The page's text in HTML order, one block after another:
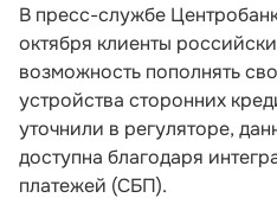
В пресс-службе
октября клиенты
возможность пополнять
устройства сторонних
уточнили в регуляторе,
доступна благодаря
платежей (СБП).